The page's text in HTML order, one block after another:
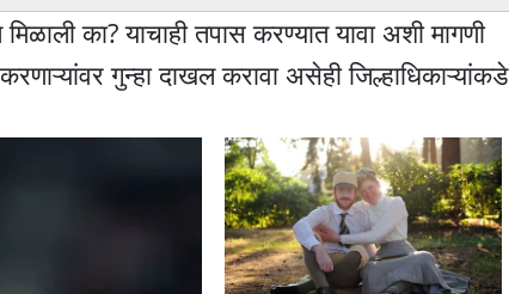
का? याचाही तपास करण्यात यावा अशी मागणी
गुन्हा दाखल करावा असेही जिल्हाधिकाऱ्यांकडे